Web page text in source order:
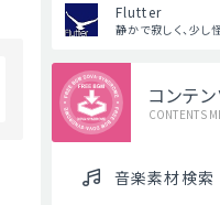
Flutter
静かで寂しく、少
コンテ
CONTENTS
音楽素材検索